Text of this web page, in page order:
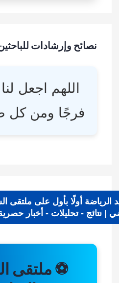
نصائح وإرشادات
اللهم اجعل
فرجًا ومن كل
الرياضة أولًا بأول على ملتقى
| نتائج - تحليلات - أخبار
⚽ ملتقى